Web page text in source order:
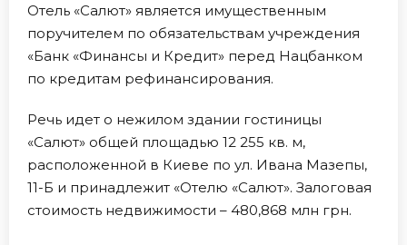
Отель «Салют» является имущественным
поручителем по обязательствам учреждения
«Банк «Финансы и Кредит» перед Нацбанком
по кредитам рефинансирования.
Речь идет о нежилом здании гостиницы
«Салют» общей площадью 12 255 кв. м,
расположенной в Киеве по ул. Ивана Мазепы,
11-Б и принадлежит «Отелю «Салют». Залоговая
стоимость недвижимости – 480,868 млн грн.